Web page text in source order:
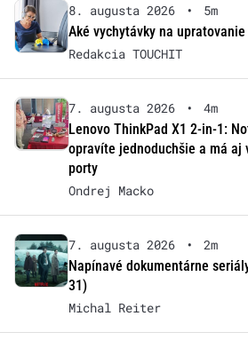
8. augusta 2026 •
5m
Aké vychytávky na
Redakcia TOUCHIT
7. augusta 2026 •
4m
Lenovo ThinkPad X1 2-in-1:
opravíte jednoduchšie a má aj
porty
Ondrej Macko
7. augusta 2026 •
2m
Napínavé dokumentárne
31)
Michal Reiter